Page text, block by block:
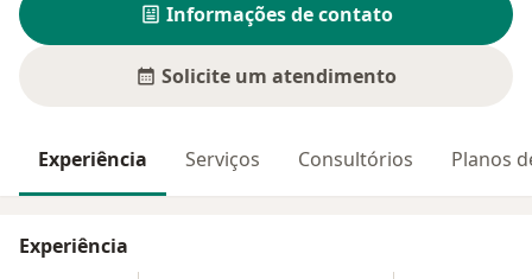
Informações de contato
Solicite um atendimento
Experiência Serviços Consultórios Planos
Experiência